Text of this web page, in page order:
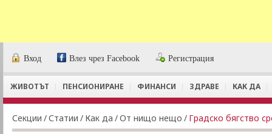
Вход Влез чрез Facebook Регистрация
ЖИВОТЪТ ПЕНСИОНИРАНЕ ФИНАНСИ ЗДРАВЕ КАК ДА
Секции /Статии / Как да /От нищо нещо / Градско бягство